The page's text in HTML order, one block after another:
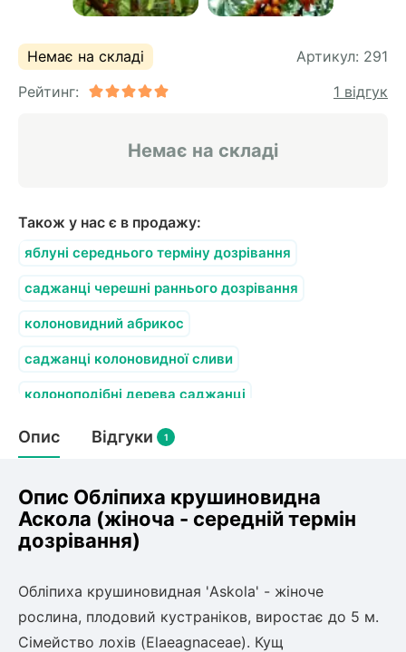
Немає на складі Артикул: 291
Рейтинг:
1 відгук
Немає на складі
Також у нас є в продажу:
яблуні середнього терміну дозрівання
саджанці черешні раннього дозрівання
колоновидний абрикос
саджанці колоновидної сливи
колоноподібні дерева саджанці
карликовий персик
Опис Відгуки 1
Опис Обліпиха крушиновидна
Аскола (жіноча - середній термін
дозрівання)
Обліпиха крушиновидная 'Askola' - жіноче
рослина, плодовий кустраніков, виростає до 5 м.
Сімейство лохів (Elaeagnaceae). Кущ